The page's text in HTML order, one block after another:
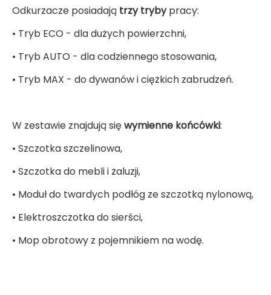
Odkurzacze posiadają trzy trybypracy:
• Tryb ECO - dla dużych powierzchni,
• Tryb AUTO - dla codziennego stosowania,
• Tryb MAX - do dywanów i ciężkich zabrudzeń.
W zestawie znajdują sięwymienne końcówki:
• Szczotka szczelinowa,
• Szczotka do mebli i żaluzji,
• Moduł do twardych podłóg ze szczotką nylonową,
• Elektroszczotka do sierści,
• Mop obrotowy z pojemnikiem na wodę.